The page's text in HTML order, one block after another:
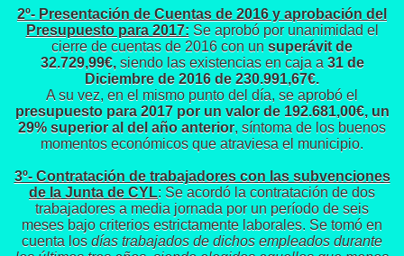
2º- Presentación de Cuentas de 2016 y aprobación del
Presupuesto para 2017: Se aprobó por unanimidad el
cierre de cuentas de 2016 con un superávit de
32.729,99€, siendo las existencias en caja a 31 de
Diciembre de 2016 de 230.991,67€.
A su vez, en el mismo punto del día, se aprobó el
presupuesto para 2017 por un valor de 192.681,00€, un
29% superior al del año anterior, síntoma de los buenos
momentos económicos que atraviesa el municipio.
3º- Contratación de trabajadores con las subvenciones
de la Junta de CYL: Se acordó la contratación de dos
trabajadores a media jornada por un período de seis
meses bajo criterios estrictamente laborales. Se tomó en
cuenta los días trabajados de dichos empleados durante